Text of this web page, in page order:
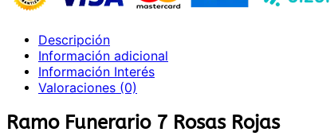
Rojas
Descripción
Información adicional
Información Interés
Valoraciones (0)
Ramo Funerario 7 Rosas Rojas